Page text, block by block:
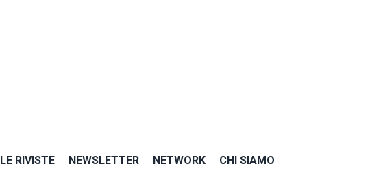
LE RIVISTE NEWSLETTER NETWORK CHI SIAMO